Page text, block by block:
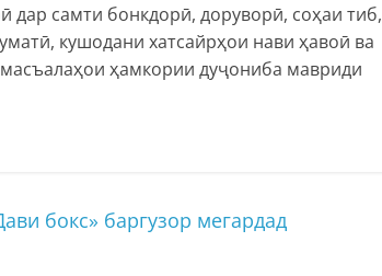
дар самти бонкдорӣ, доруворӣ, соҳаи тиб,
кушодани хатсайрҳои нави ҳавоӣ ва
ҳамкории дуҷониба мавриди
бокс» баргузор мегардад